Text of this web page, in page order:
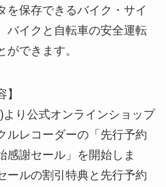
を保存できるバイク・サイ
バイクと自転車の安全運転
ができます。
り公式オンラインショップ
ルレコーダーの「先行予約
感謝セール」を開始しま
ールの割引特典と先行予約